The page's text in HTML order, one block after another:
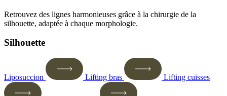
Retrouvez des lignes harmonieuses grâce à la chirurgie de la
silhouette, adaptée à chaque morphologie.
Silhouette
Liposuccion Lifting bras Lifting cuisses